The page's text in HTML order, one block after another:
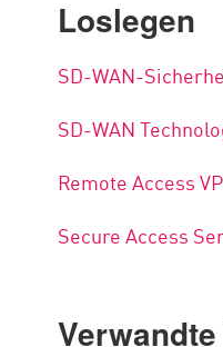
Loslegen
SD-WAN-
SD-WAN
Remote Access
Secure Access